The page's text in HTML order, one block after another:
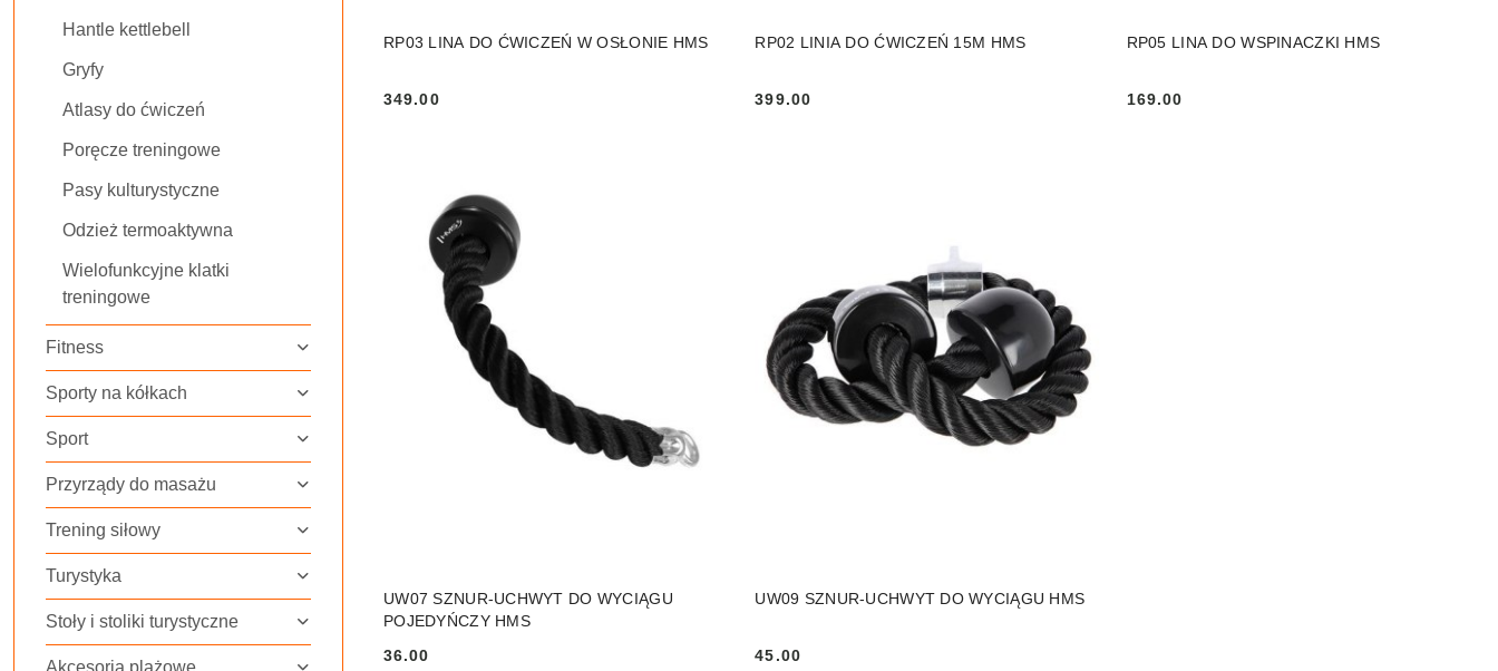
Hantle kettlebell
Gryfy
Atlasy do ćwiczeń
Poręcze treningowe
Pasy kulturystyczne
Odzież termoaktywna
Wielofunkcyjne klatki
treningowe
Fitness
Sporty na kółkach
Sport
Przyrządy do masażu
Trening siłowy
Turystyka
Stoły i stoliki turystyczne
Akcesoria plażowe
RP03 LINA DO ĆWICZEŃ W OSŁONIE HMS
Cena:
349.00
DO KOSZYKA
RP02 LINIA DO ĆWICZEŃ 15M HMS
Cena:
399.00
DO KOSZYKA
RP05 LINA DO WSPINACZKI HMS
Cena:
169.00
DO KOSZYKA
UW07 SZNUR-UCHWYT DO WYCIĄGU
POJEDYŃCZY HMS
Cena:
36.00
UW09 SZNUR-UCHWYT DO WYCIĄGU HMS
Cena:
45.00